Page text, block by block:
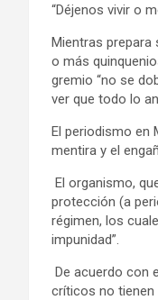
“Déjenos vivir o
Mientras prepara
o más
gremio “no se
ver que todo lo
El periodismo en
mentira y el
El organismo,
protección (a
régimen, los
impunidad”.
De acuerdo con
críticos no tienen